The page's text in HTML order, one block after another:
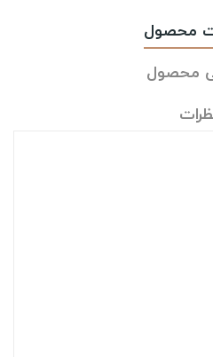
محصول
محصول